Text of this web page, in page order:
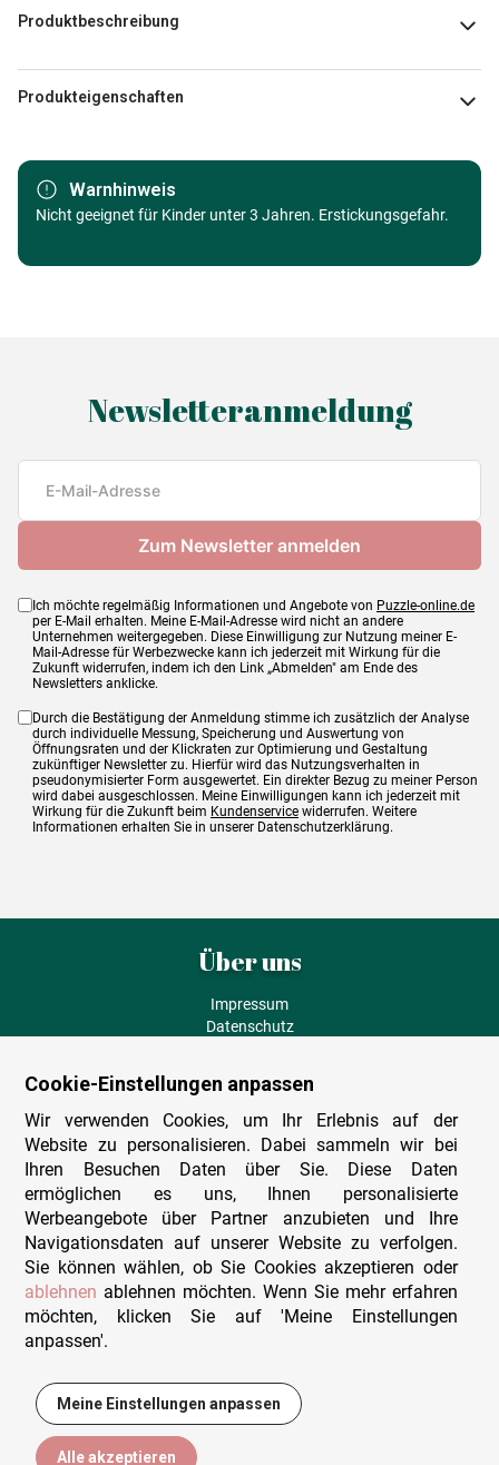
Produktbeschreibung
Dominic Davison
Produkteigenschaften
Marke Gibsons
Kategorie Puzzle Brücken
Alter
Puzzle für Erwachsene (500 bis
5012269164244
Warnhinweis
Nicht geeignet für Kinder unter 3 Jahren. Erstickungsgefahr.
16,95 €
Newsletteranmeldung
Ich möchte regelmäßig Informationen und Angebote von Puzzle-online.de
per E-Mail erhalten. Meine E-Mail-Adresse wird nicht an andere
Unternehmen weitergegeben. Diese Einwilligung zur Nutzung meiner E-
Mail-Adresse für Werbezwecke kann ich jederzeit mit Wirkung für die
Zukunft widerrufen, indem ich den Link „Abmelden" am Ende des
Newsletters anklicke.
Durch die Bestätigung der Anmeldung stimme ich zusätzlich der Analyse
durch individuelle Messung, Speicherung und Auswertung von
Öffnungsraten und der Klickraten zur Optimierung und Gestaltung
zukünftiger Newsletter zu. Hierfür wird das Nutzungsverhalten in
pseudonymisierter Form ausgewertet. Ein direkter Bezug zu meiner Person
wird dabei ausgeschlossen. Meine Einwilligungen kann ich jederzeit mit
Wirkung für die Zukunft beim Kundenservice widerrufen. Weitere
Informationen erhalten Sie in unserer Datenschutzerklärung.
Über uns
Impressum
Datenschutz
Versand und Lieferung
Zahlungsarten
Herstellungsland
Widerruf
Sitemap
Beratung & Support
Wir sind persönlich erreichbar
+49 (0)341 4912 210
Kontakt-Formular
Cookie-Einstellungen anpassen
Wir verwenden Cookies, um Ihr Erlebnis auf der
Website zu personalisieren. Dabei sammeln wir bei
Ihren Besuchen Daten über Sie. Diese Daten
ermöglichen es uns, Ihnen personalisierte
Werbeangebote über Partner anzubieten und Ihre
Navigationsdaten auf unserer Website zu verfolgen.
Sie können wählen, ob Sie Cookies akzeptieren oder
ablehnen ablehnen möchten. Wenn Sie mehr erfahren
möchten, klicken Sie auf 'Meine Einstellungen
anpassen'.
Meine Einstellungen anpassen
Alle akzeptieren